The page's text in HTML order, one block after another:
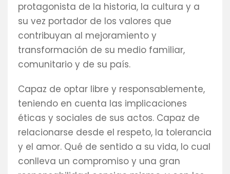
protagonista de la historia, la cultura y a
su vez portador de los valores que
contribuyan al mejoramiento y
transformación de su medio familiar,
comunitario y de su país.
Capaz de optar libre y responsablemente,
teniendo en cuenta las implicaciones
éticas y sociales de sus actos. Capaz de
relacionarse desde el respeto, la tolerancia
y el amor. Qué de sentido a su vida, lo cual
conlleva un compromiso y una gran